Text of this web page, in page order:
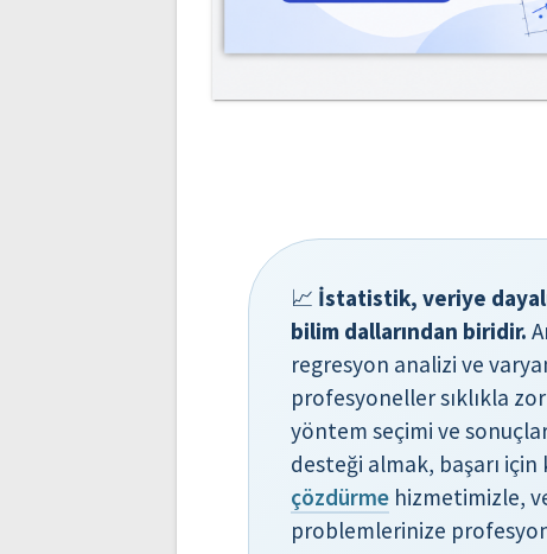
📈 İstatistik, veriye
bilim dallarından biridir.
regresyon analizi ve
profesyoneller sıklıkla
yöntem seçimi ve
desteği almak, başarı
çözdürme hizmetimizle,
problemlerinize